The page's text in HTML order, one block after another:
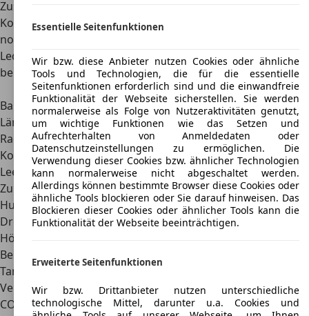
Zusätzlich verbaute der Hersteller einen großen
Kofferraum. Mit bis zu 310 Litern Ladevolumen ließ sich ein
normaler Wocheneinkauf ohne Probleme unterbringen.
Lediglich auf eine Anhängerkupplung mussten die Kunden
beim TVR Chimaera verzichten.
Daten und Abmessungen
TVR Chimaera
Bauzeit
1992 – 2003
Länge, Breite, Höhe
4,0 x 1,7 x 1,2 m
Radstand
2,3 m
Kofferraumvolumen
310 l
Leergewicht
1.060 – 1.100 kg
Zulässiges Gesamtgewicht
1.280 kg
Hubraum
3.950 – 4.997 cm³
Drehmoment
366 – 481 Nm
Höchstgeschwindigkeit
Beschleunigung 0 auf 100 km/h
Tankvolumen
Verbrauch
k. A.
CO2-Emissionen
287 g/km
Essentielle Seitenfunktionen
Wir bzw. diese Anbieter nutzen Cookies oder ähnliche
Tools und Technologien, die für die essentielle
Seitenfunktionen erforderlich sind und die einwandfreie
Funktionalität der Webseite sicherstellen. Sie werden
normalerweise als Folge von Nutzeraktivitäten genutzt,
um wichtige Funktionen wie das Setzen und
Aufrechterhalten von Anmeldedaten oder
Datenschutzeinstellungen zu ermöglichen. Die
Verwendung dieser Cookies bzw. ähnlicher Technologien
kann normalerweise nicht abgeschaltet werden.
Allerdings können bestimmte Browser diese Cookies oder
ähnliche Tools blockieren oder Sie darauf hinweisen. Das
Blockieren dieser Cookies oder ähnlicher Tools kann die
Funktionalität der Webseite beeinträchtigen.
Erweiterte Seitenfunktionen
Wir bzw. Drittanbieter nutzen unterschiedliche
technologische Mittel, darunter u.a. Cookies und